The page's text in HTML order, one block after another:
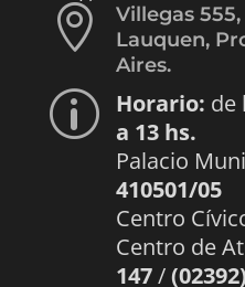

Villegas
Lauquen,
Aires.
p Horario: de
a 13 hs.
Palacio
410501/05
Centro
Centro de
147/